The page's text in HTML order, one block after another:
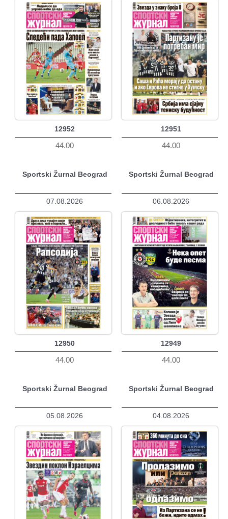
12952
44.00
12951
44.00
Sportski Žurnal Beograd
07.08.2026
12950
44.00
Sportski Žurnal Beograd
06.08.2026
12949
44.00
Sportski Žurnal Beograd
05.08.2026
Sportski Žurnal Beograd
04.08.2026